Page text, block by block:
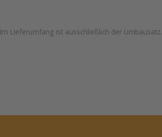
Lieferumfang ist ausschließlich der Umbausatz.